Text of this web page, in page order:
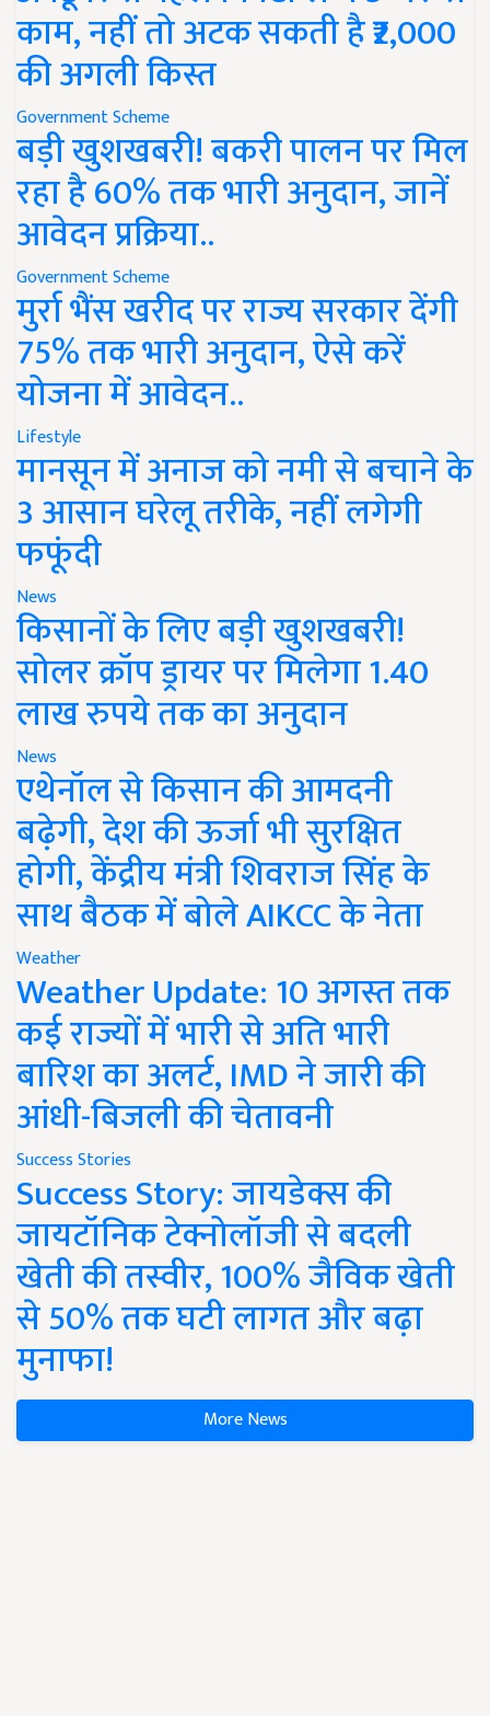
काम, नहीं तो अटक सकती है ₹2,000
की अगली किस्त
Government Scheme
बड़ी खुशखबरी! बकरी पालन पर मिल
रहा है 60% तक भारी अनुदान, जानें
आवेदन प्रक्रिया..
Government Scheme
मुर्रा भैंस खरीद पर राज्य सरकार देंगी
75% तक भारी अनुदान, ऐसे करें
योजना में आवेदन..
Lifestyle
मानसून में अनाज को नमी से बचाने के
3 आसान घरेलू तरीके, नहीं लगेगी
फफूंदी
News
किसानों के लिए बड़ी खुशखबरी!
सोलर क्रॉप ड्रायर पर मिलेगा 1.40
लाख रुपये तक का अनुदान
News
एथेनॉल से किसान की आमदनी
बढ़ेगी, देश की ऊर्जा भी सुरक्षित
होगी, केंद्रीय मंत्री शिवराज सिंह के
साथ बैठक में बोले AIKCC के नेता
Weather
Weather Update: 10 अगस्त तक
कई राज्यों में भारी से अति भारी
बारिश का अलर्ट, IMD ने जारी की
आंधी-बिजली की चेतावनी
Success Stories
Success Story: जायडेक्स की
जायटॉनिक टेक्नोलॉजी से बदली
खेती की तस्वीर, 100% जैविक खेती
से 50% तक घटी लागत और बढ़ा
मुनाफा!
More News